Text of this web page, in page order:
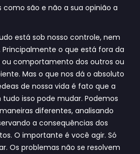
como são e não a sua opinião a
está sob nosso controle, nem
o que está fora da
ou comportamento dos outros ou
Mas o que nos dá o absoluto
de nossa vida é fato que a
isso pode mudar. Podemos
diferentes, analisando
a consequências dos
O importante é você agir. Só
Os problemas não se resolvem